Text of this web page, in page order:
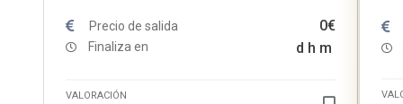
Precio de salida 0€
Finaliza en d h m
VALORACIÓN